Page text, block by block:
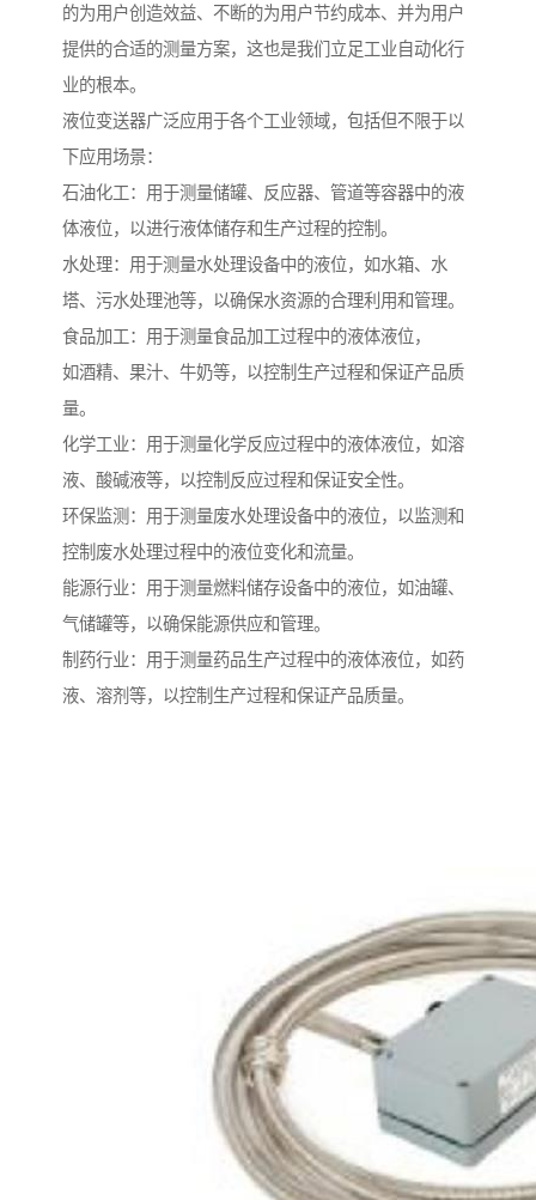
的为用户创造效益、不断的为用户节约成本、并为用户
提供的合适的测量方案，这也是我们立足工业自动化行
业的根本。
液位变送器广泛应用于各个工业领域，包括但不限于以
下应用场景：
石油化工：用于测量储罐、反应器、管道等容器中的液
体液位，以进行液体储存和生产过程的控制。
水处理：用于测量水处理设备中的液位，如水箱、水
塔、污水处理池等，以确保水资源的合理利用和管理。
食品加工：用于测量食品加工过程中的液体液位，
如酒精、果汁、牛奶等，以控制生产过程和保证产品质
量。
化学工业：用于测量化学反应过程中的液体液位，如溶
液、酸碱液等，以控制反应过程和保证安全性。
环保监测：用于测量废水处理设备中的液位，以监测和
控制废水处理过程中的液位变化和流量。
能源行业：用于测量燃料储存设备中的液位，如油罐、
气储罐等，以确保能源供应和管理。
制药行业：用于测量药品生产过程中的液体液位，如药
液、溶剂等，以控制生产过程和保证产品质量。